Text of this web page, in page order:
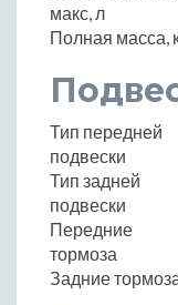
макс, л
Полная масса,
Тип передней
подвески
Тип задней
подвески
Передние
тормоза
Задние